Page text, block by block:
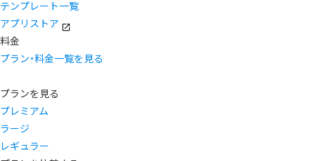
テンプレート一覧
アプリストア
料金
プラン・料金一覧を見る
プランを見る
プレミアム
ラージ
レギュラー